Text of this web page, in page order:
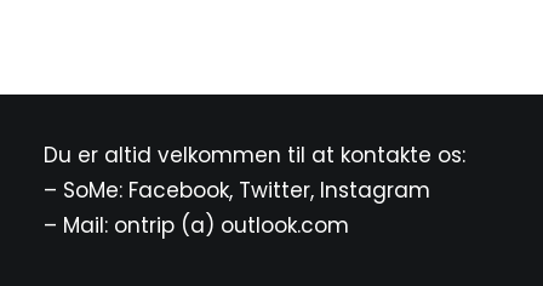
Du er altid velkommen til at kontakte os:
– SoMe: Facebook, Twitter, Instagram
– Mail: ontrip (a) outlook.com